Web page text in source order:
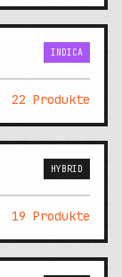
INDICA
22 Produkte
HYBRID
19 Produkte